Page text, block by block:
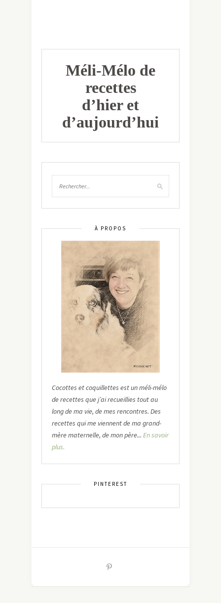
Méli-Mélo de
recettes
d’hier et
d’aujourd’hui
À PROPOS
Cocottes et coquillettes est un méli-mélo
de recettes que j’ai recueillies tout au
long de ma vie, de mes rencontres. Des
recettes qui me viennent de ma grand-
mère maternelle, de mon père... En savoir
plus.
PINTEREST